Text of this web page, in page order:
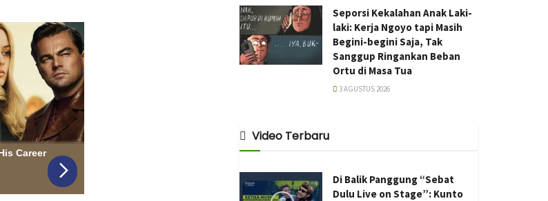
Seporsi Kekalahan Anak Laki-
laki: Kerja Ngoyo tapi Masih
Begini-begini Saja, Tak
Sanggup Ringankan Beban
Ortu di Masa Tua
3 AGUSTUS 2026
Video Terbaru
Di Balik Panggung “Sebat
Dulu Live on Stage”: Kunto